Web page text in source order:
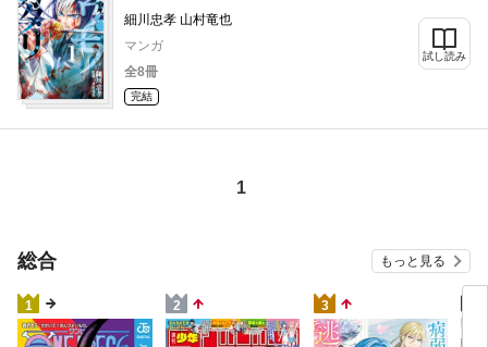
細川忠孝 山村竜也
マンガ
全8冊
完結
試し読み
1
総合 もっと見る
1 2 3